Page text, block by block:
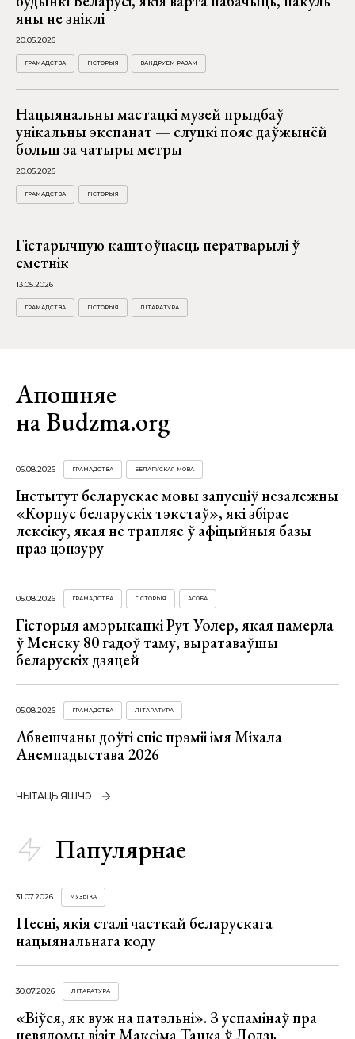
яны не зніклі
20.05.2026
ГРАМАДСТВА ГІСТОРЫЯ ВАНДРУЕМ РАЗАМ
Нацыянальны мастацкі музей прыдбаў
унікальны экспанат — слуцкі пояс даўжынёй
больш за чатыры метры
20.05.2026
ГРАМАДСТВА ГІСТОРЫЯ
Гістарычную каштоўнасць ператварылі ў
сметнік
13.05.2026
ГРАМАДСТВА ГІСТОРЫЯ ЛІТАРАТУРА
Апошняе
на Budzma.org
06.08.2026 ГРАМАДСТВА БЕЛАРУСКАЯ МОВА
Інстытут беларускае мовы запусціў незалежны
«Корпус беларускіх тэкстаў», які збірае
лексіку, якая не трапляе ў афіцыйныя базы
праз цэнзуру
05.08.2026 ГРАМАДСТВА ГІСТОРЫЯ АСОБА
Гісторыя амэрыканкі Рут Уолер, якая памерла
ў Менску 80 гадоў таму, выратаваўшы
беларускіх дзяцей
05.08.2026 ГРАМАДСТВА ЛІТАРАТУРА
Абвешчаны доўгі спіс прэміі імя Міхала
Анемпадыстава 2026
ЧЫТАЦЬ ЯШЧЭ
Папулярнае
31.07.2026 МУЗЫКА
Песні, якія сталі часткай беларускага
нацыянальнага коду
30.07.2026 ЛІТАРАТУРА
«Віўся, як вуж на патэльні». З успамінаў пра